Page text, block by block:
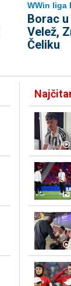
WWin liga
Borac
Velež,
Čeliku